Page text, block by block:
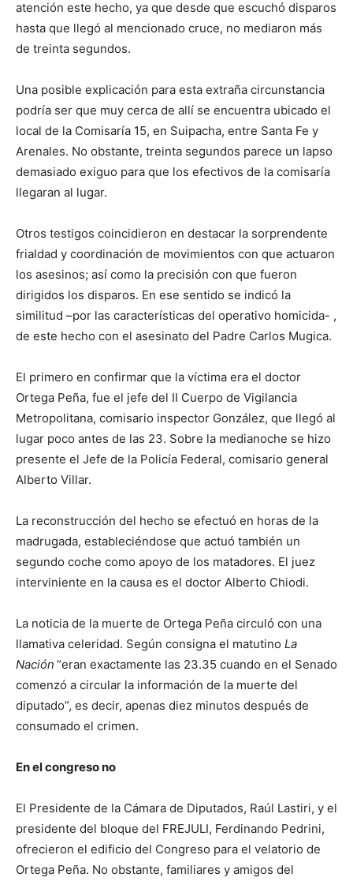
atención este hecho, ya que desde que escuchó disparos
hasta que llegó al mencionado cruce, no mediaron más
de treinta segundos.
Una posible explicación para esta extraña circunstancia
podría ser que muy cerca de allí se encuentra ubicado el
local de la Comisaría 15, en Suipacha, entre Santa Fe y
Arenales. No obstante, treinta segundos parece un lapso
demasiado exiguo para que los efectivos de la comisaría
llegaran al lugar.
Otros testigos coincidieron en destacar la sorprendente
frialdad y coordinación de movimientos con que actuaron
los asesinos; así como la precisión con que fueron
dirigidos los disparos. En ese sentido se indicó la
similitud –por las características del operativo homicida- ,
de este hecho con el asesinato del Padre Carlos Mugica.
El primero en confirmar que la víctima era el doctor
Ortega Peña, fue el jefe del II Cuerpo de Vigilancia
Metropolitana, comisario inspector González, que llegó al
lugar poco antes de las 23. Sobre la medianoche se hizo
presente el Jefe de la Policía Federal, comisario general
Alberto Villar.
La reconstrucción del hecho se efectuó en horas de la
madrugada, estableciéndose que actuó también un
segundo coche como apoyo de los matadores. El juez
interviniente en la causa es el doctor Alberto Chiodi.
La noticia de la muerte de Ortega Peña circuló con una
llamativa celeridad. Según consigna el matutino La
Nación “eran exactamente las 23.35 cuando en el Senado
comenzó a circular la información de la muerte del
diputado”, es decir, apenas diez minutos después de
consumado el crimen.
En el congreso no
El Presidente de la Cámara de Diputados, Raúl Lastiri, y el
presidente del bloque del FREJULI, Ferdinando Pedrini,
ofrecieron el edificio del Congreso para el velatorio de
Ortega Peña. No obstante, familiares y amigos del